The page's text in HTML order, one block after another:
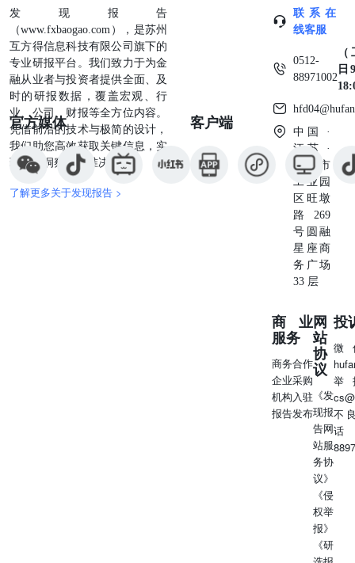
供油主流议价180CST成交在4900-5000；120CST成交在
4800-4900；0#柴油成交在7000-7200。5/13 四、产业链数据
图表图 1：WTI、Brent 首行合约价格及价差数据来源：
WIND图 3：美国原油周度产量数据来源：EIA图 5：OPEC
原油产量数据来源：EIA 数据来源：WIND图 4：美国和加
拿大石油钻机数量（贝克休斯）数据来源：WIND图6：全
球各地区石油钻机数量（贝克休斯公司）数据来源：WIND
数据来源：EIA图8：美国炼厂原油加工量（4周移动均值）
数据来源：EIA图9：美国周度原油净进口量（4周移动均
值）数据来源：EIA 数据来源：PAJ图11：山东地炼（常减
压）开工率数据来源：WIND图12：中国成品油月度产量
（汽油、柴油、煤油）数据来源：WIND 数据来源：EIA图
14：美国库欣原油库存数据来源：EIA图15：美国战略原油
库存数据来源：EIA 数据来源：WIND图18：新加坡高低硫
价差数据来源：iFinD图20：跨区域高低硫价差数据来源：
iFinD 数据来源：iFinD图19：中国高低硫价差数据来源：
iFinD 数据来源：iFinD、Wind、EIA 12/13 附录：大模型推
理过程好的，我需要处理用户提供的原油期货数据和相关资
讯的具体内容，注意日期是2025年6月23日和之前的几天。
用户已经给出了详细的数据表格和多个新闻事件，我的任务
是分析这些数据的变化并结合资讯来讨论供需、库存情况，
进而判断油价走势。首先看数据部分。SC原油期货价格从
566.6元/桶涨到574.5元，涨幅1.39%，不过注意到最后收盘
时下跌了5.65%，报538元，可能是日内波动。而WTI和
Brent则是大幅下跌，分别跌了9.2%和9.82%，这说明国际油
价出现明显回落。价差方面，SC-Brent和SC-WTI的价差大
幅走强，分别上涨了559.35%和163.35%，这可能反映了SC
原油相对于国际油价的强势，或者国际油价的下跌导致价差
扩大。Brent-WTI的价差则走弱了23.78%，显示Brent跌幅更
大。SC的连续-连3价差也在走弱，可能意味着近期供应紧
张有所缓解。接下来分析资讯。伊拉克多个外国石油公司撤
Rosneft暂停萨哈林项目维护，这些都会影响原油供应，可
发现报告
（www.fxbaogao.com），是苏州
互方得信息科技有限公司旗下的
专业研报平台。我们致力于为金
融从业者与投资者提供全面、及
时的研报数据，覆盖宏观、行
业、公司、财报等全方位内容。
凭借前沿的技术与极简的设计，
我们助您高效获取关键信息，实
现深度洞察与精准决策。
了解更多关于发现报告 >
官方媒体 客户端
联系在
线客服
0512-
88971002
日
中国 ·
江苏 ·
苏州市
工业园
区旺墩
路269
号圆融
星座商
务广场
33 层
商业
服务
商务合作
企业采购
机构入驻
报告发布
网
站
协
议
《发
现报
告网
站服
务协
议》
《侵
权举
报》
《研
投
微
举
不